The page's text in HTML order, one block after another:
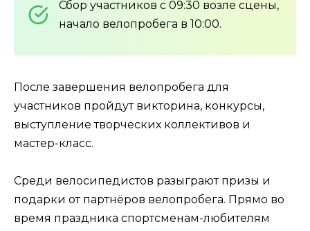
Сбор участников с 09:30 возле сцены,
начало велопробега в 10:00.
После завершения велопробега для
участников пройдут викторина, конкурсы,
выступление творческих коллективов и
мастер-класс.
Среди велосипедистов разыграют призы и
подарки от партнёров велопробега. Прямо во
время праздника спортсменам-любителям